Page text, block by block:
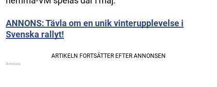
ANNONS: Tävla om en unik vinterupplevelse i
Svenska rallyt!